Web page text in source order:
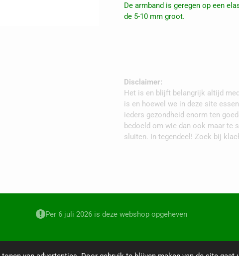
De armband is geregen op een
de 5-10 mm groot.
Disclaimer:
Het is en blijft belangrijk altijd
is en hoewel we in deze site
ieders gezondheid enorm ten
bedoeld om wie dan ook maar te
sluiten. In tegendeel! Zoek bij
Per 6 juli 2026 is deze webshop opgeheven